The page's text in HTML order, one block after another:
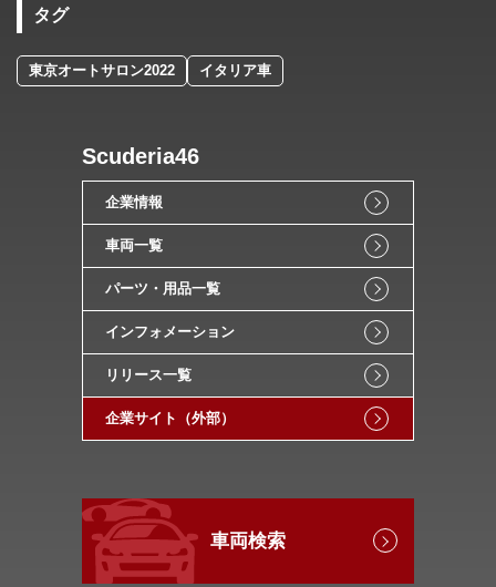
タグ
東京オートサロン2022 イタリア車
Scuderia46
企業情報
車両一覧
パーツ・用品一覧
インフォメーション
リリース一覧
企業サイト（外部）
車両検索